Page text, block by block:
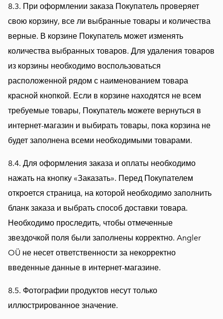
8.3. При оформлении заказа Покупатель проверяет
свою корзину, все ли выбранные товары и количества
верные. В корзине Покупатель может изменять
количества выбранных товаров. Для удаления товаров
из корзины необходимо воспользоваться
расположенной рядом с наименованием товара
красной кнопкой. Если в корзине находятся не всем
требуемые товары, Покупатель можете вернуться в
интернет-магазин и выбирать товары, пока корзина не
будет заполнена всеми необходимыми товарами.
8.4. Для оформления заказа и оплаты необходимо
нажать на кнопку «Заказать». Перед Покупателем
откроется страница, на которой необходимо заполнить
бланк заказа и выбрать способ доставки товара.
Необходимо проследить, чтобы отмеченные
звездочкой поля были заполнены корректно. Angler
OÜ не несет ответственности за некорректно
введенные данные в интернет-магазине.
8.5. Фотографии продуктов несут только
иллюстрированное значение.